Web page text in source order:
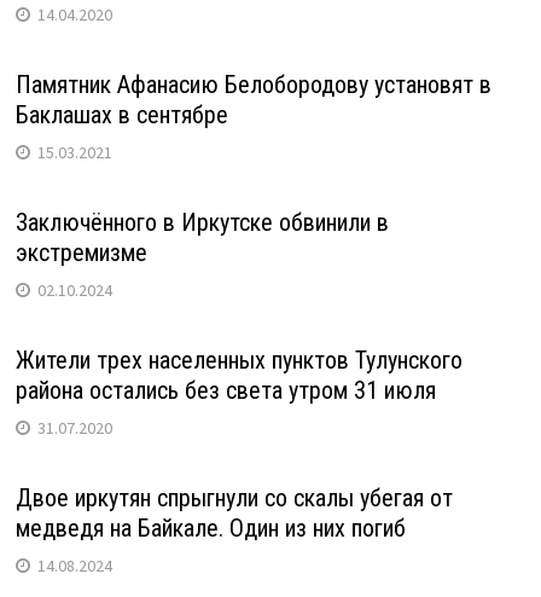
14.04.2020
Памятник Афанасию Белобородову установят в
Баклашах в сентябре
15.03.2021
Заключённого в Иркутске обвинили в
экстремизме
02.10.2024
Жители трех населенных пунктов Тулунского
района остались без света утром 31 июля
31.07.2020
Двое иркутян спрыгнули со скалы убегая от
медведя на Байкале. Один из них погиб
14.08.2024